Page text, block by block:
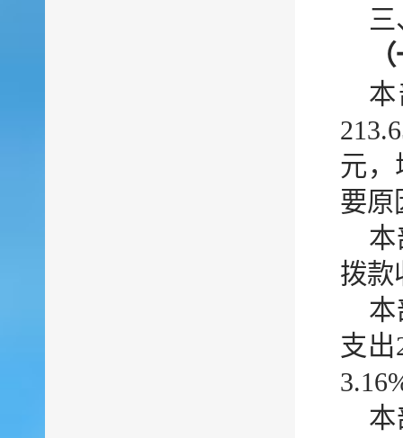
三
元，
要原
本
拨款
本
支出
本